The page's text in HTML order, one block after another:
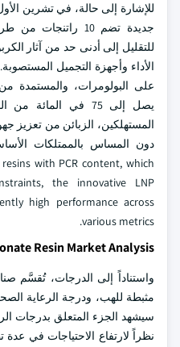
للتقليل إلى أدنى حد من آثار
الأداء وأجهزة التجميل
على البولومرات، والمستمدة
يصل إلى 75 في
المستهلكين، الزبائن من تعزيز
with PCR content, which
the innovative LNP
high performance across
various metrics.
Resin Market Analysis
واستناداً إلى الدرجات، تُقسَّم
مثبطة للهب، ودرجة الرعاية
نظراً لارتفاع الاحتياجات في